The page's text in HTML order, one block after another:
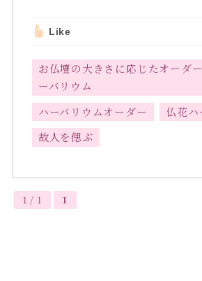
Like
お仏壇の大きさに応じたオーダ
ーバリウム
ハーバリウムオーダー
仏花ハ
故人を偲ぶ
1 / 1 1